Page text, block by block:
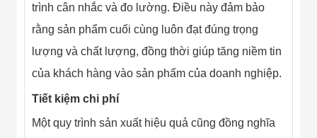
trình cân nhắc và đo lường. Điều này đảm bảo
rằng sản phẩm cuối cùng luôn đạt đúng trọng
lượng và chất lượng, đồng thời giúp tăng niềm tin
của khách hàng vào sản phẩm của doanh nghiệp.
Tiết kiệm chi phí
Một quy trình sản xuất hiệu quả cũng đồng nghĩa